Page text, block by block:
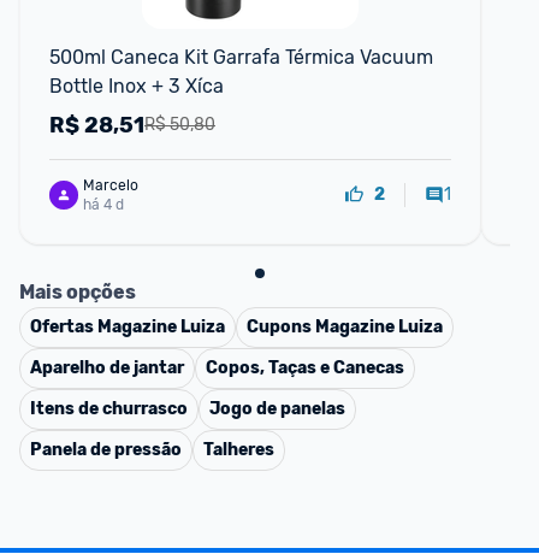
500ml Caneca Kit Garrafa Térmica Vacuum
Bottle Inox + 3 Xíca
R$ 50,80
R$28,51
Marcelo
há 4 d
2 1
Mais opções
Ofertas Magazine Luiza Cupons Magazine Luiza
Aparelho de jantar
Copos, Taças e Canecas
Itens de churrasco
Jogo de panelas
Panela de pressão
Talheres